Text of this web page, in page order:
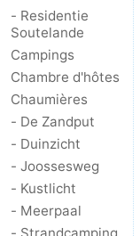
- Residentie
Soutelande
Campings
Chambre d'hôtes
Chaumières
- De Zandput
- Duinzicht
- Joossesweg
- Kustlicht
- Meerpaal